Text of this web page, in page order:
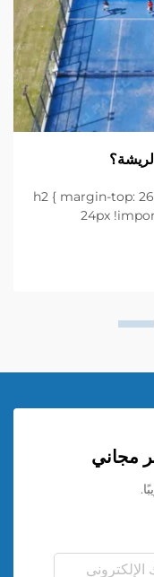
h2 { margin-top:
24px
font-size:
مجاني